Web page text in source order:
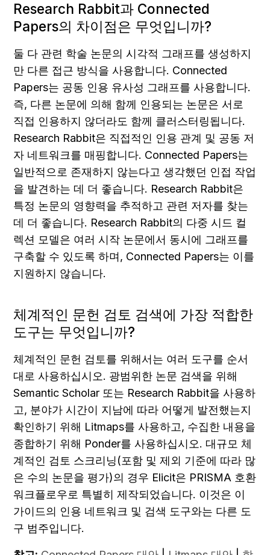
Research Rabbit과 Connected
Papers의 차이점은 무엇입니까?
둘 다 관련 학술 논문의 시각적 그래프를 생성하지
만 다른 접근 방식을 사용합니다. Connected
Papers는 공동 인용 유사성 그래프를 사용합니다.
즉, 다른 논문에 의해 함께 인용되는 논문은 서로
직접 인용하지 않더라도 함께 클러스터링됩니다.
Research Rabbit은 직접적인 인용 관계 및 공동 저
자 네트워크를 매핑합니다. Connected Papers는
일반적으로 존재하지 않는다고 생각했던 인접 작업
을 발견하는 데 더 좋습니다. Research Rabbit은
특정 논문의 영향력을 추적하고 관련 저자를 찾는
데 더 좋습니다. Research Rabbit의 다중 시드 컬
렉션 모델은 여러 시작 논문에서 동시에 그래프를
구축할 수 있도록 하며, Connected Papers는 이를
지원하지 않습니다.
체계적인 문헌 검토 검색에 가장 적합한
도구는 무엇입니까?
체계적인 문헌 검토를 위해서는 여러 도구를 순서
대로 사용하십시오. 광범위한 논문 검색을 위해
Semantic Scholar 또는 Research Rabbit을 사용하
고, 분야가 시간이 지남에 따라 어떻게 발전했는지
확인하기 위해 Litmaps를 사용하고, 수집한 내용을
종합하기 위해 Ponder를 사용하십시오. 대규모 체
계적인 검토 스크리닝(포함 및 제외 기준에 따라 많
은 수의 논문을 평가)의 경우 Elicit은 PRISMA 호환
워크플로우로 특별히 제작되었습니다. 이것은 이
가이드의 인용 네트워크 및 검색 도구와는 다른 도
구 범주입니다.